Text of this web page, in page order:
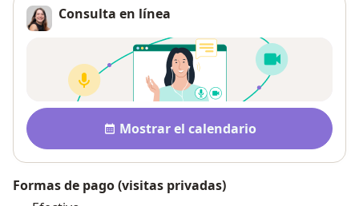
Consulta en línea
Disponibilidad
Mostrar el calendario
Formas de pago (visitas privadas)